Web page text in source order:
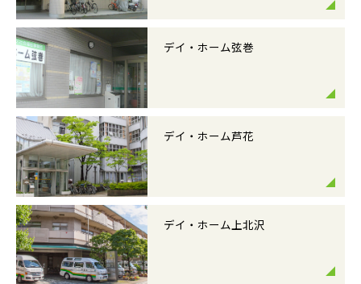
デイ・ホーム弦巻
デイ・ホーム芦花
デイ・ホーム上北沢